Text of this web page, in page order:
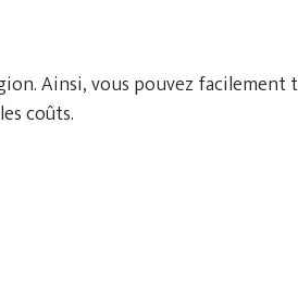
Ainsi, vous pouvez
coûts.